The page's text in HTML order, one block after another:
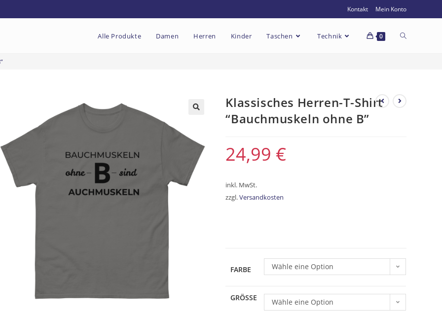
Kontakt Mein Konto
Alle Produkte Damen Herren Kinder Taschen Technik 0
Klassisches Herren-T-Shirt
“Bauchmuskeln ohne B”
24,99 €
inkl. MwSt.
zzgl.Versandkosten
FARBE Wähle eine Option
GRÖSSE Wähle eine Option